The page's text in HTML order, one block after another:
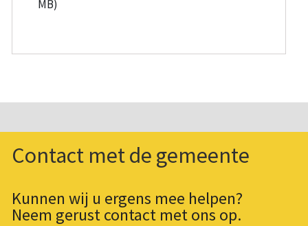
MB)
Contact met de gemeente
Kunnen wij u ergens mee helpen?
Neem gerust contact met ons op.